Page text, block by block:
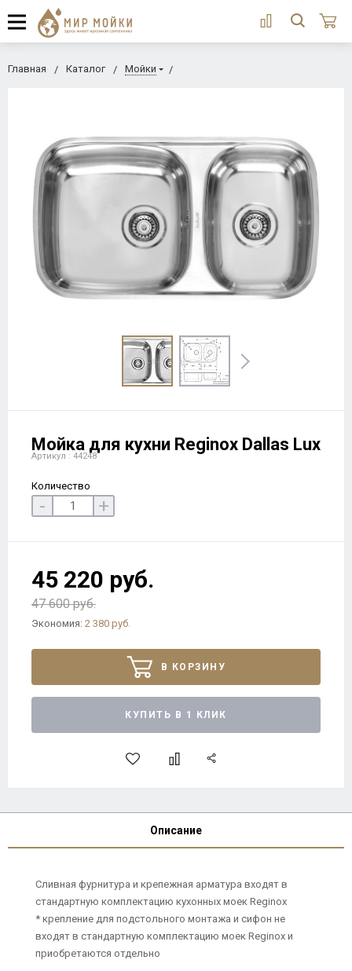
Главная Каталог Мойки
Мойка для кухни Reginox Dallas Lux
Артикул : 44248
Количество
- +
45 220 руб.
47 600 руб.
Экономия: 2 380 руб.
В КОРЗИНУ
КУПИТЬ В 1 КЛИК
Описание
Сливная фурнитура и крепежная арматура входят в
стандартную комплектацию кухонных моек Reginox
* крепление для подстольного монтажа и сифон не
входят в стандартную комплектацию моек Reginox и
приобретаются отдельно